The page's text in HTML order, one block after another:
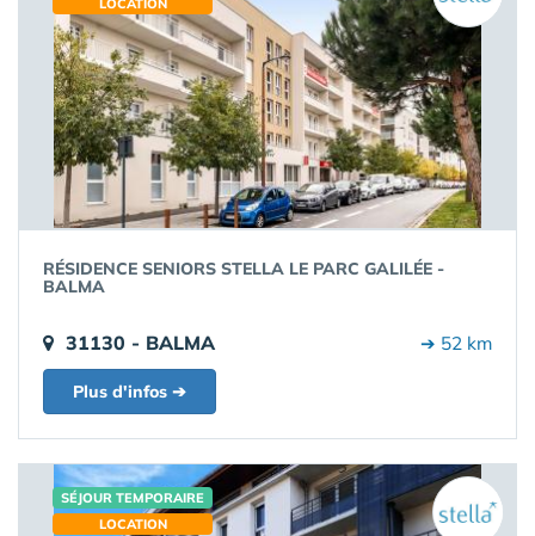
LOCATION
RÉSIDENCE SENIORS STELLA LE PARC GALILÉE -
BALMA
31130 - BALMA ➔ 52 km
Plus d'infos ➔
SÉJOUR TEMPORAIRE
LOCATION